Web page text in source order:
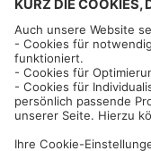
Impressum
Datenschutzhinweise